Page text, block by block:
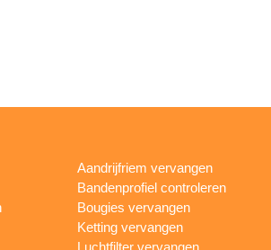
Aandrijfriem vervangen
Bandenprofiel controleren
Bougies vervangen
Ketting vervangen
Luchtfilter vervangen